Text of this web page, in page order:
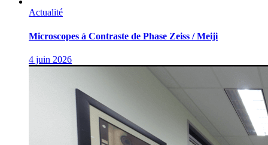
Actualité
Microscopes à Contraste de Phase Zeiss / Meiji
4 juin 2026